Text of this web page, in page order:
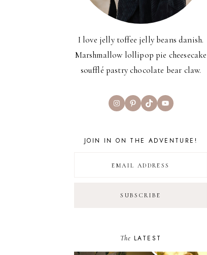
I love jelly toffee jelly beans danish.
Marshmallow lollipop pie cheesecake
soufflé pastry chocolate bear claw.
InstagramPinterest
TikTokYouTube
JOIN IN ON THE ADVENTURE!
The LATEST